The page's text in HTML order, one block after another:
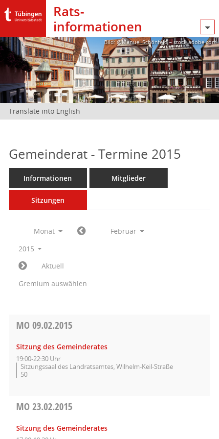
Rats­
informationen
Bild: @Manuel Schönfeld – stock.adobe.com
Translate into English
Gemeinderat - Termine 2015
Informationen Mitglieder
Sitzungen
Monat
Februar
2015
Aktuell
Gremium auswählen
MO 09.02.2015
Sitzung des Gemeinderates
19:00-22:30 Uhr
Sitzungssaal des Landratsamtes, Wilhelm-Keil-Straße
50
MO 23.02.2015
Sitzung des Gemeinderates